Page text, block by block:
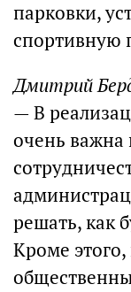
парковки,
спортивную
Дмитрий
— В
очень важна
решать, как
Кроме